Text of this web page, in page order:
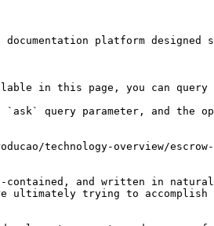
platform designed
in this page, you can query
`ask` query parameter, and the
technology-overview/escrow-
and written in natural
ultimately trying to